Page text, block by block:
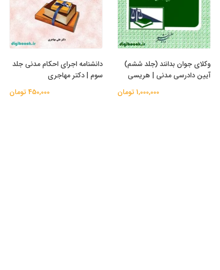
وکلای جوان بدانند (جلد ششم)
آیین دادرسی مدنی | هریسی
1,000,000 تومان
دانشنامه اجرای احکام مدنی جلد
سوم | دکتر مهاجری
450,000 تومان